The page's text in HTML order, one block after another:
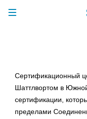
Сертификационный
Шаттлвортом в
сертификации,
пределами